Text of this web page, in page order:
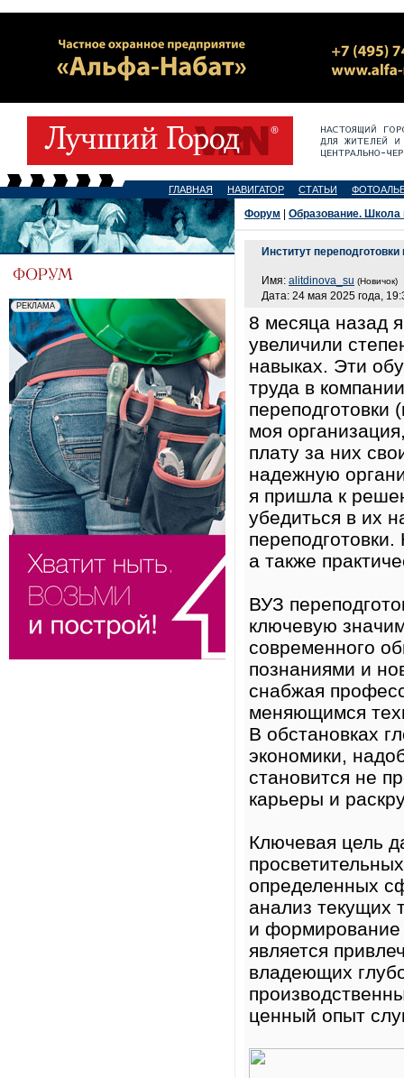
ГЛАВНАЯ НАВИГАТОР СТАТЬИ
Форум Образование. Школа
Институт
Имя: alitdinova_su (Новичок)
Дата: 24 мая 2025 года,
8 месяца назад
увеличили
навыках. Эти
труда в
переподготовки
моя
плату за них
надежную
я пришла к
убедиться в их
а также
ВУЗ
ключевую
современного
познаниями и
снабжая
меняющимся
В обстановках
экономики,
становится не
карьеры и
Ключевая цель
определенных
анализ текущих
и формирование
является
владеющих
ценный опыт